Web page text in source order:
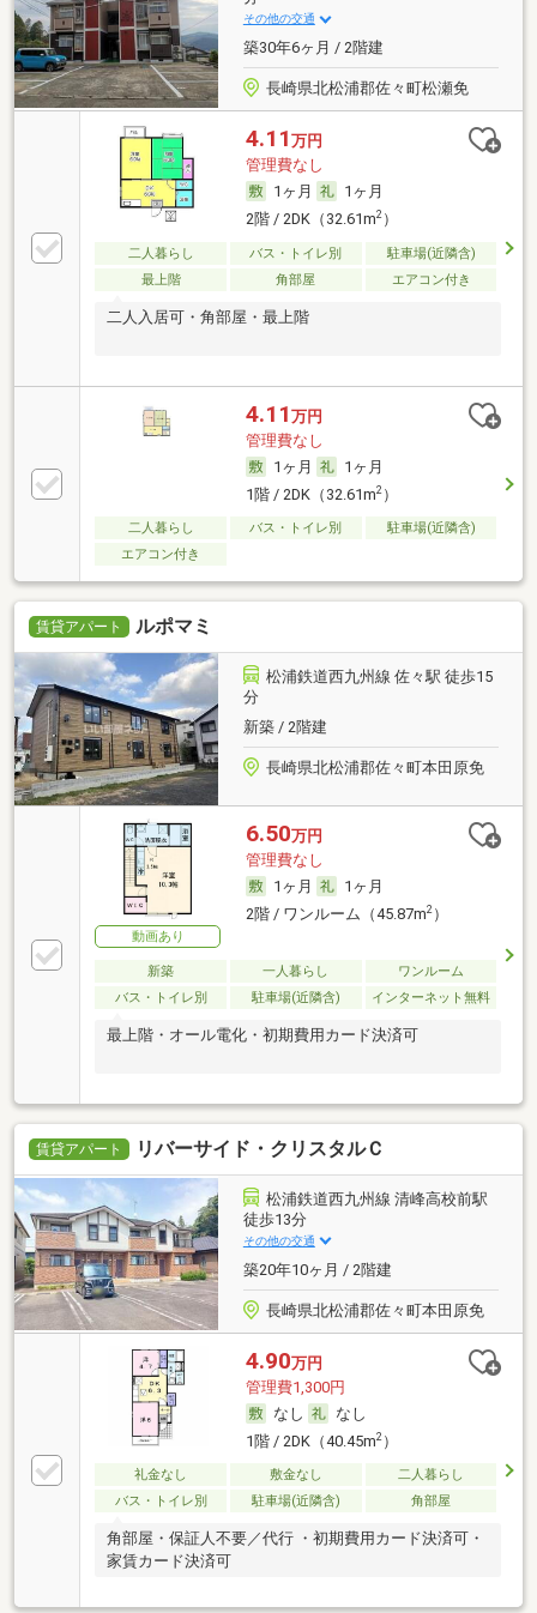
その他の交通
築30年6ヶ月 / 2階建
長崎県北松浦郡佐々町松瀬免
4.11 万円
管理費なし
1ヶ月
1ヶ月
2階 / 2DK（32.61m2）
二人暮らし バス・トイレ別
駐車場(近隣含)
最上階
角部屋 エアコン付き
二人入居可・角部屋・最上階
4.11 万円
管理費なし
1ヶ月
1ヶ月
1階 / 2DK（32.61m2）
二人暮らし バス・トイレ別
駐車場(近隣含)
エアコン付き
賃貸アパート ルポマミ
松浦鉄道西九州線 佐々駅 徒歩15
分
新築 / 2階建
長崎県北松浦郡佐々町本田原免
動画あり
6.50万円
管理費なし
1ヶ月
1ヶ月
2階 / ワンルーム（45.87m2）
新築 一人暮らし
ワンルーム
バス・トイレ別
駐車場(近隣含) インターネット無料
最上階・オール電化・初期費用カード決済可
賃貸アパート リバーサイド・クリスタルＣ
松浦鉄道西九州線 清峰高校前駅
徒歩13分
その他の交通
築20年10ヶ月 / 2階建
長崎県北松浦郡佐々町本田原免
4.90万円
管理費1,300円
なし
なし
1階 / 2DK（40.45m2）
礼金なし 敷金なし
二人暮らし
バス・トイレ別
駐車場(近隣含) 角部屋
角部屋・保証人不要／代行 ・初期費用カード決済可・
家賃カード決済可